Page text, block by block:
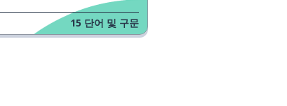
15 단어 및 구문